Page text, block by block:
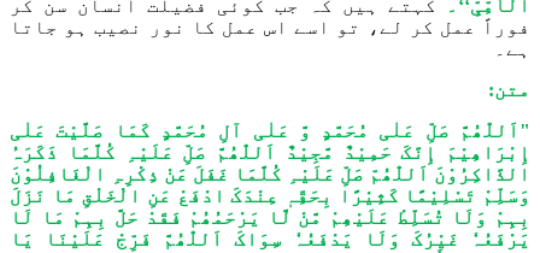
الْاُمِّیِّ‘‘۔
کہتے ہیں کہ جب کوئی فضیلت انسان سن کر
فوراً عمل کر لے، تو اسے اس عمل کا نور نصیب ہو جاتا
ہے۔
متن:
"اَللّٰھُمَّ صَلِّ عَلٰی مُحَمَّدٍ وَّ عَلٰی آلِ مُحَمَّدٍ کَمَا صَلَّیْتَ عَلٰی
إِبْرَاھِیْمَ إِنَّکَ حَمِیْدٌ مَّجِیْدٌ اَللّٰھُمَّ صَلِّ عَلَیْہِ کُلَّمَا ذَکَرَہُ
الذَّاکِرُوْنَ اَللّٰھُمّ صَلِّ عَلَیْہِ کُلَّمَا غَفَلَ عَنْ ذِکْرِہِ الْغَافِلُوْنَ
وَسَلِّمْ تَسْلِیْمًا کَثِیْرًا بِحَقِّہٖ عِنْدَکَ ادْفَعْ عَنِ الْخَلْقِ مَا نَزَلَ
بِہِمْ وَلَا تُسَلِّطْ عَلَیْھِمْ مَّنْ لَّا یَرْحَمُھُمْ فَقَدْ حَلَّ بِہِمْ مَا لَا
یَرْفَعُہٗ غَیْرُکَ وَلَا یَدْفَعُہٗ سِوَاکَ اَللّٰھُمَّ فَرِّجْ عَلَیْنَا یَا